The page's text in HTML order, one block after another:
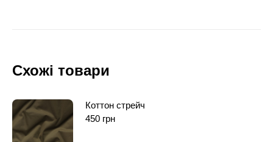
Схожі товари
Коттон стрейч
450 грн